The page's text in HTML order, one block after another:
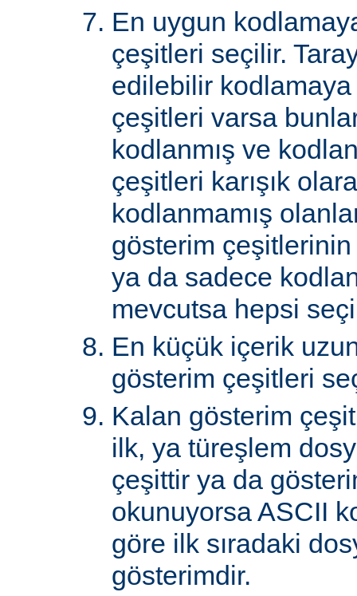
En uygun
çeşitleri seçilir.
edilebilir
çeşitleri varsa
kodlanmış ve
çeşitleri karışık
kodlanmamış
gösterim
ya da sadece
mevcutsa hepsi
En küçük içerik
gösterim çeşitleri
Kalan gösterim
ilk, ya türeşlem
çeşittir ya da
okunuyorsa ASCII
göre ilk sıradaki
gösterimdir.